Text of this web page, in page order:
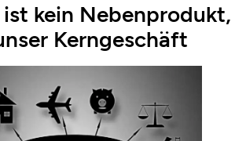
kein Nebenprodukt,
Kerngeschäft